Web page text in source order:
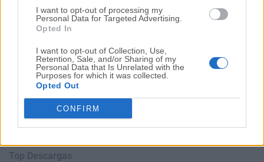
I want to opt-out of processing my
Personal Data for Targeted Advertising.
Opted In
I want to opt-out of Collection, Use,
Retention, Sale, and/or Sharing of my
Personal Data that Is Unrelated with the
Purposes for which it was collected.
Opted Out
CONFIRM
Descargar MongoDB Compass 1.27.1
Top Descargas